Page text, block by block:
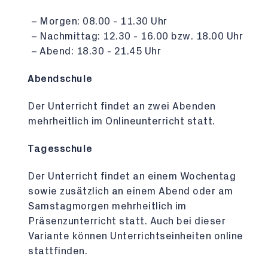
Morgen: 08.00 - 11.30 Uhr
Nachmittag: 12.30 - 16.00 bzw. 18.00 Uhr
Abend: 18.30 - 21.45 Uhr
Abendschule
Der Unterricht findet an zwei Abenden
mehrheitlich im Onlineunterricht statt.
Tagesschule
Der Unterricht findet an einem Wochentag
sowie zusätzlich an einem Abend oder am
Samstagmorgen mehrheitlich im
Präsenzunterricht statt. Auch bei dieser
Variante können Unterrichtseinheiten online
stattfinden.